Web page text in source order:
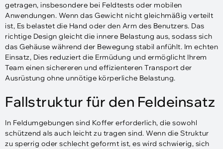
getragen, insbesondere bei Feldtests oder mobilen
Anwendungen. Wenn das Gewicht nicht gleichmäßig verteilt
ist, Es belastet die Hand oder den Arm des Benutzers. Das
richtige Design gleicht die innere Belastung aus, sodass sich
das Gehäuse während der Bewegung stabil anfühlt. Im echten
Einsatz, Dies reduziert die Ermüdung und ermöglicht Ihrem
Team einen sichereren und effizienteren Transport der
Ausrüstung ohne unnötige körperliche Belastung.
Fallstruktur für den Feldeinsatz
In Feldumgebungen sind Koffer erforderlich, die sowohl
schützend als auch leicht zu tragen sind. Wenn die Struktur
zu sperrig oder schlecht geformt ist, es wird schwierig, sich